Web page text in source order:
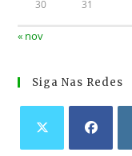
30 31
« nov
Siga Nas Redes